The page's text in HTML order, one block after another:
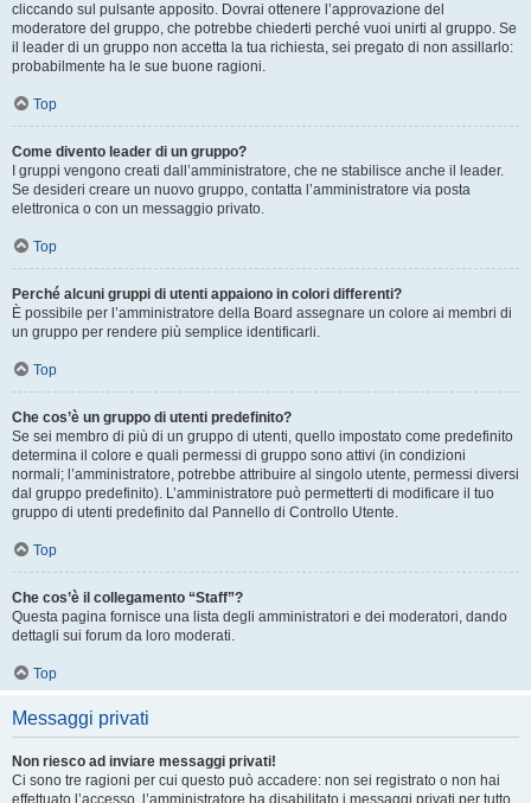
cliccando sul pulsante apposito. Dovrai ottenere l’approvazione del
moderatore del gruppo, che potrebbe chiederti perché vuoi unirti al gruppo. Se
il leader di un gruppo non accetta la tua richiesta, sei pregato di non assillarlo:
probabilmente ha le sue buone ragioni.
Top
Come divento leader di un gruppo?
I gruppi vengono creati dall’amministratore, che ne stabilisce anche il leader.
Se desideri creare un nuovo gruppo, contatta l’amministratore via posta
elettronica o con un messaggio privato.
Top
Perché alcuni gruppi di utenti appaiono in colori differenti?
È possibile per l’amministratore della Board assegnare un colore ai membri di
un gruppo per rendere più semplice identificarli.
Top
Che cos’è un gruppo di utenti predefinito?
Se sei membro di più di un gruppo di utenti, quello impostato come predefinito
determina il colore e quali permessi di gruppo sono attivi (in condizioni
normali; l’amministratore, potrebbe attribuire al singolo utente, permessi diversi
dal gruppo predefinito). L’amministratore può permetterti di modificare il tuo
gruppo di utenti predefinito dal Pannello di Controllo Utente.
Top
Che cos’è il collegamento “Staff”?
Questa pagina fornisce una lista degli amministratori e dei moderatori, dando
dettagli sui forum da loro moderati.
Top
Messaggi privati
Non riesco ad inviare messaggi privati!
Ci sono tre ragioni per cui questo può accadere: non sei registrato o non hai
effettuato l’accesso, l’amministratore ha disabilitato i messaggi privati per tutto